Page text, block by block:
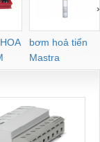
bơm hoả tiển
Mastra
›